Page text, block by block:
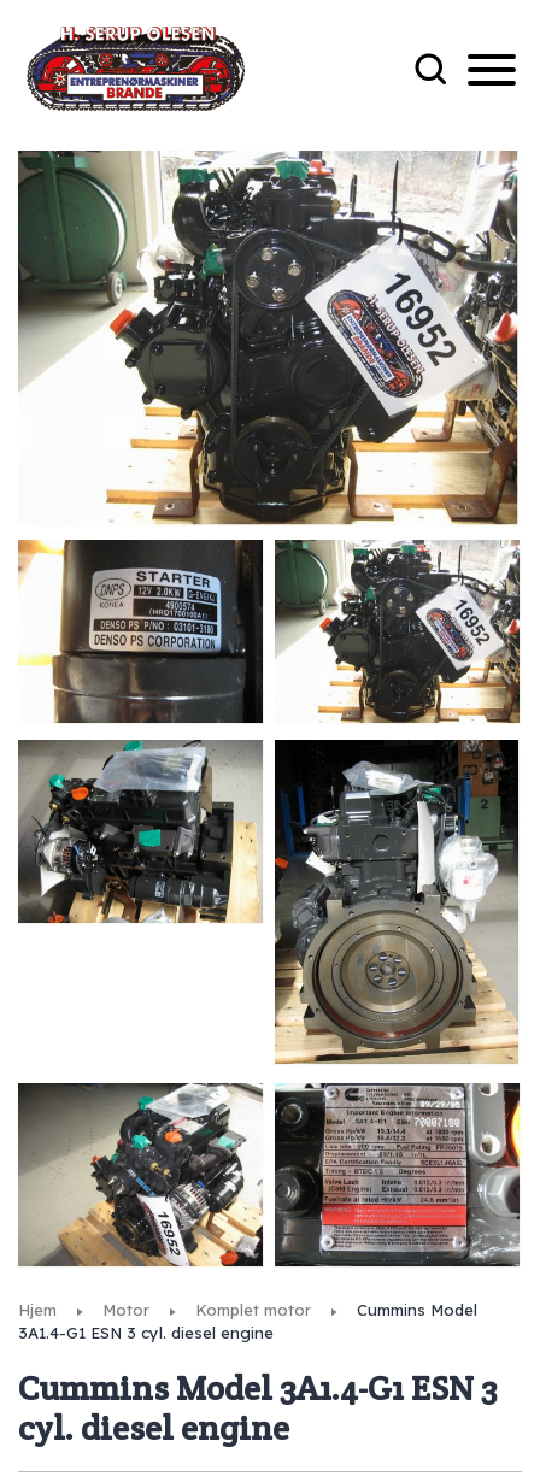
Hjem Motor Komplet motor
Cummins Model
3A1.4-G1 ESN 3 cyl. diesel engine
Cummins Model 3A1.4-G1 ESN 3
cyl. diesel engine